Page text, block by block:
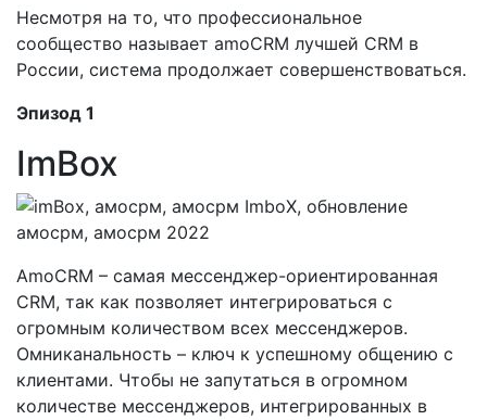
Несмотря на то, что профессиональное
сообщество называет amoCRM лучшей CRM в
России, система продолжает совершенствоваться.
Эпизод 1
ImBox
AmoCRM – самая мессенджер-ориентированная
CRM, так как позволяет интегрироваться с
огромным количеством всех мессенджеров.
Омниканальность – ключ к успешному общению с
клиентами. Чтобы не запутаться в огромном
количестве мессенджеров, интегрированных в